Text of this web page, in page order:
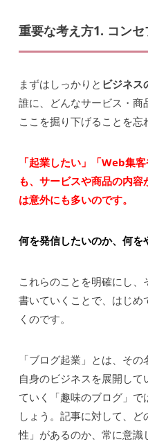
重要な考え方1. コン
まずはしっかりと ビジネス
誰に、どんなサービス・商
ここを掘り下げることを忘
「起業したい」「Web集
も、サービスや商品の内
は意外にも多いのです。
何を発信したいのか、何を
これらのことを明確にし
書いていくことで、はじ
くのです。
「ブログ起業」とは、そ
自身のビジネスを展開し
ていく「趣味のブログ」で
しょう。記事に対して、
性」があるのか、常に意識